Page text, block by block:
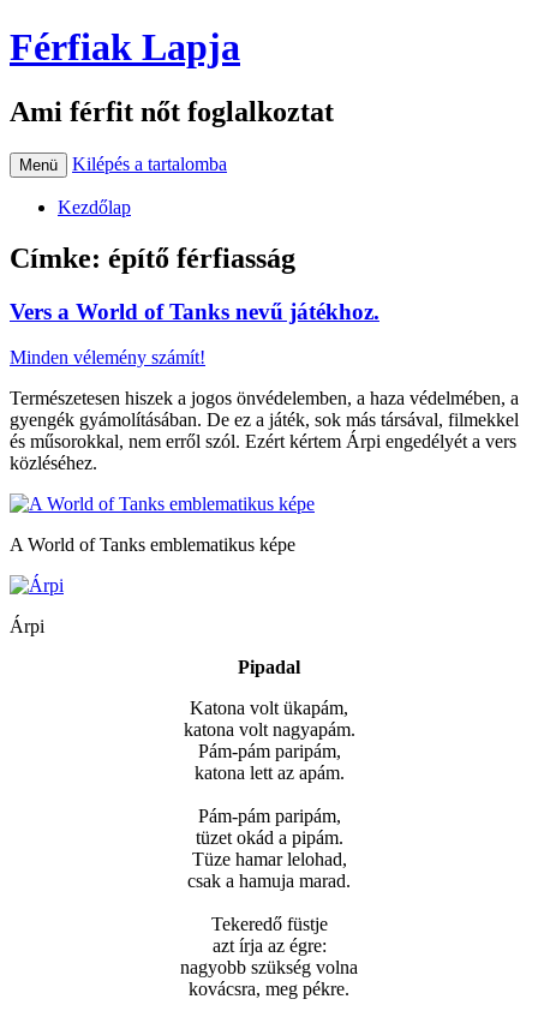
Férfiak Lapja
Ami férfit nőt foglalkoztat
Menü Kilépés a tartalomba
Kezdőlap
Címke: építő férfiasság
Vers a World of Tanks nevű játékhoz.
Minden vélemény számít!
Természetesen hiszek a jogos önvédelemben, a haza védelmében, a
gyengék gyámolításában. De ez a játék, sok más társával, filmekkel
és műsorokkal, nem erről szól. Ezért kértem Árpi engedélyét a vers
közléséhez.
A World of Tanks emblematikus képe
Árpi
Pipadal
Katona volt ükapám,
katona volt nagyapám.
Pám-pám paripám,
katona lett az apám.
Pám-pám paripám,
tüzet okád a pipám.
Tüze hamar lelohad,
csak a hamuja marad.
Tekeredő füstje
azt írja az égre:
nagyobb szükség volna
kovácsra, meg pékre.